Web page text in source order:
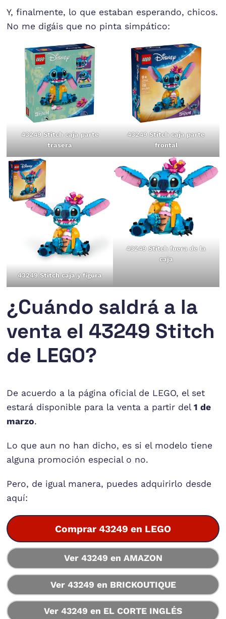
Y, finalmente, lo que estaban esperando, chicos.
No me digáis que no pinta simpático:
43249 Stitch caja parte
trasera
43249 Stitch caja parte
frontal
43249 Stitch caja y figura
43249 Stitch fuera de la
caja
¿Cuándo saldrá a la
venta el 43249 Stitch
de LEGO?
De acuerdo a la página oficial de LEGO, el set
estará disponible para la venta a partir del1 de
marzo.
Lo que aun no han dicho, es si el modelo tiene
alguna promoción especial o no.
Pero, de igual manera, puedes adquirirlo desde
aquí:
Comprar 43249 en LEGO
Ver 43249 en AMAZON
Ver 43249 en BRICKOUTIQUE
Ver 43249 en EL CORTE INGLÉS